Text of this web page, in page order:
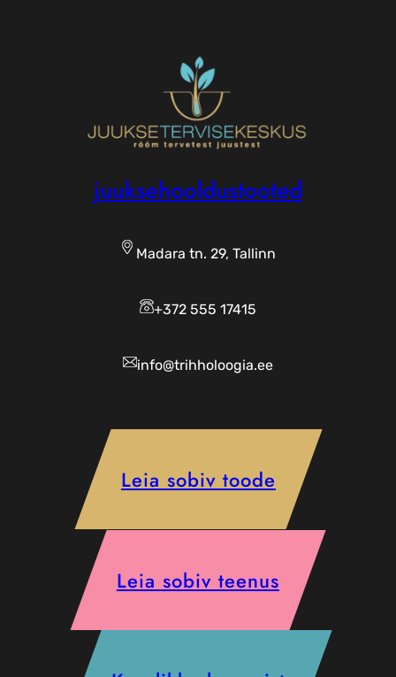
juuksehooldustooted
Madara tn. 29, Tallinn
+372 555 17415
info@trihholoogia.ee
Leia sobiv toode
Leia sobiv teenus